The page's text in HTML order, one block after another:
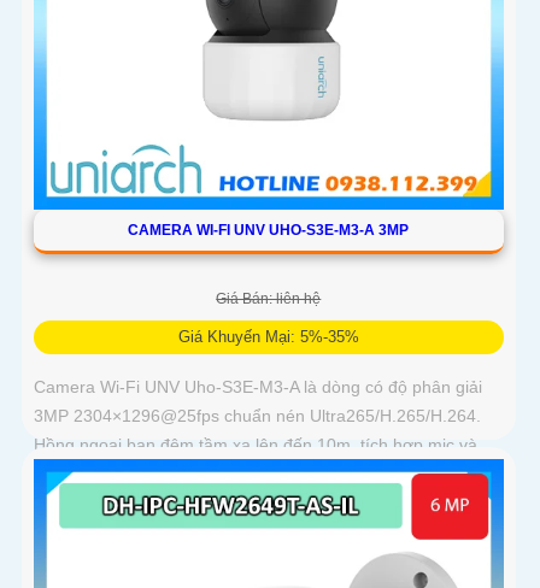
CAMERA WI-FI UNV UHO-S3E-M3-A 3MP
Giá Bán: liên hệ
Giá Khuyến Mại: 5%-35%
Camera Wi-Fi UNV Uho-S3E-M3-A là dòng có độ phân giải
3MP 2304×1296@25fps chuẩn nén Ultra265/H.265/H.264.
Hồng ngoại ban đêm tầm xa lên đến 10m, tích hợp mic và
loa trong phạm vi 3m